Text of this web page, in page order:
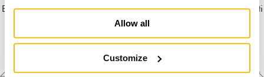
Allow all
Customize
E' necessarioaccettare i marketing-cookiesper guardare questi
video.
Previous
Scopri le altre
Next